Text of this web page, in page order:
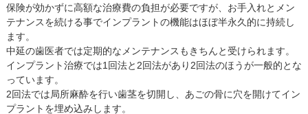
保険が効かずに高額な治療費の負担が必要ですが、お手入れとメン
テナンスを続ける事でインプラントの機能はほぼ半永久的に持続し
ます。
中延の歯医者では定期的なメンテナンスもきちんと受けられます。
インプラント治療では1回法と2回法があり2回法のほうが一般的とな
っています。
2回法では局所麻酔を行い歯茎を切開し、あごの骨に穴を開けてイン
プラントを埋め込みします。